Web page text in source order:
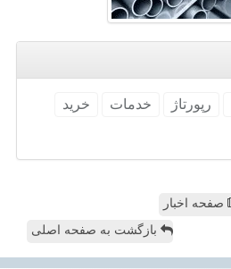
رپورتاژ خدمات
خرید
صفحه اخبار
بازگشت به صفحه اصلی